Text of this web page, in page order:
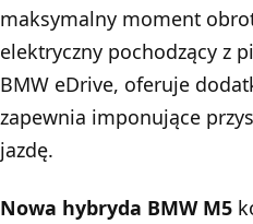
maksymalny moment
elektryczny pochodzący z
BMW eDrive, oferuje
zapewnia imponujące
jazdę.
Nowa hybryda BMW M5